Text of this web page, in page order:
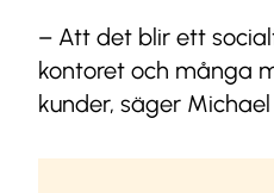
– Att det blir ett
kontoret och många
kunder, säger